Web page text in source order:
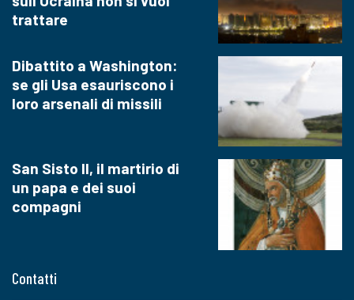
Contatti
trattare
Dibattito a Washington:
se gli Usa esauriscono i
loro arsenali di missili
San Sisto II, il martirio di
un papa e dei suoi
compagni